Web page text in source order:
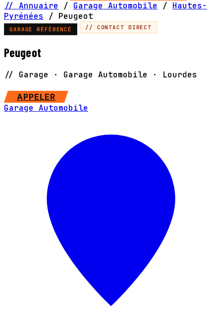
// Annuaire / Garage Automobile / Hautes-
Pyrénées
/ Peugeot
GARAGE RÉFÉRENCÉ // CONTACT DIRECT
Peugeot
// Garage · Garage Automobile · Lourdes
APPELER
Garage Automobile